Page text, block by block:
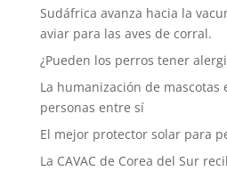
Sudáfrica avanza hacia la
aviar para las aves de corral.
¿Pueden los perros tener
La humanización de mascotas
personas entre sí
El mejor protector solar para
La CAVAC de Corea del Sur